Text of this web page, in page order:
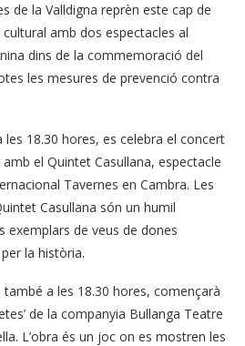
de la Valldigna reprèn este cap de
amb dos espectacles al
dins de la commemoració del
les mesures de prevenció contra
les 18.30 hores, es celebra el concert
el Quintet Casullana, espectacle
Tavernes en Cambra. Les
Casullana són un humil
de veus de dones
la història.
a les 18.30 hores, començarà
de la companyia Bullanga Teatre
L’obra és un joc on es mostren les